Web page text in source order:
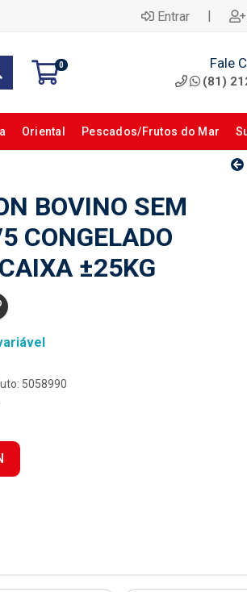
Entrar |
0 Fale
(81)
Oriental Pescados/Frutos do Mar
BOVINO SEM
CONGELADO
±25KG
5058990